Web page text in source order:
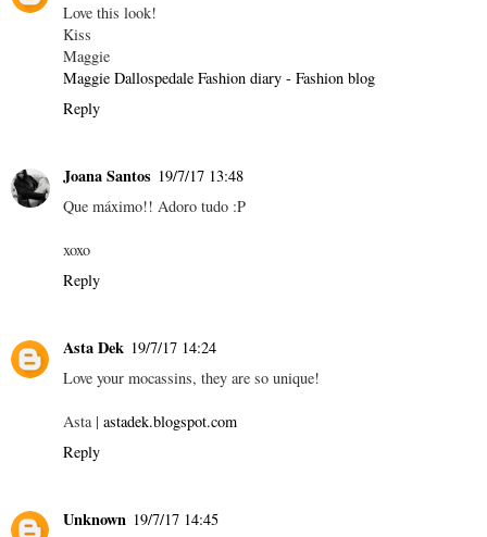
Love this look!
Kiss
Maggie
Maggie Dallospedale Fashion diary - Fashion blog
Reply
Joana Santos 19/7/17 13:48
Que máximo!! Adoro tudo :P
xoxo
Reply
Asta Dek 19/7/17 14:24
Love your mocassins, they are so unique!
Asta | astadek.blogspot.com
Reply
Unknown 19/7/17 14:45